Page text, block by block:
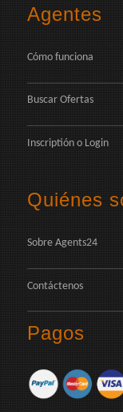
Agentes
Cómo funciona
Buscar Ofertas
Inscriptión o Login
Quiénes
Sobre Agents24
Contáctenos
Pagos